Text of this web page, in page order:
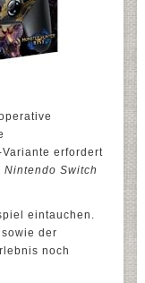
erfordert
Nintendo Switch
eintauchen.
sowie der
noch